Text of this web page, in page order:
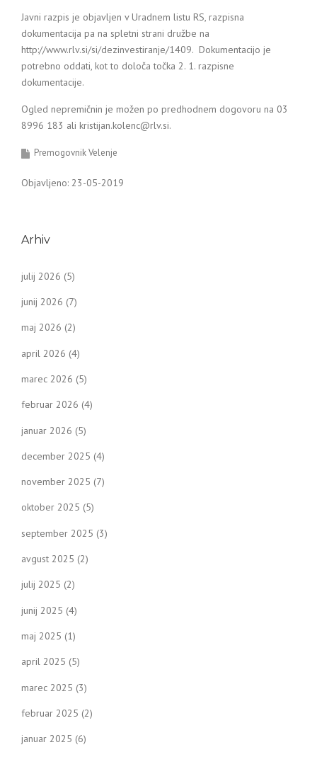
Javni razpis je objavljen v Uradnem listu RS, razpisna
dokumentacija pa na spletni strani družbe na
http://www.rlv.si/si/dezinvestiranje/1409. Dokumentacijo je
potrebno oddati, kot to določa točka 2. 1. razpisne
dokumentacije.
Ogled nepremičnin je možen po predhodnem dogovoru na 03
8996 183 ali kristijan.kolenc@rlv.si.
Premogovnik Velenje
Objavljeno: 23-05-2019
Arhiv
julij 2026 (5)
junij 2026 (7)
maj 2026 (2)
april 2026 (4)
marec 2026 (5)
februar 2026 (4)
januar 2026 (5)
december 2025 (4)
november 2025 (7)
oktober 2025 (5)
september 2025 (3)
avgust 2025 (2)
julij 2025 (2)
junij 2025 (4)
maj 2025 (1)
april 2025 (5)
marec 2025 (3)
februar 2025 (2)
januar 2025 (6)